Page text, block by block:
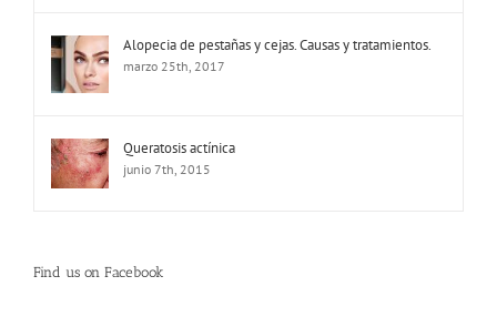
Alopecia de pestañas y cejas. Causas y tratamientos.
marzo 25th, 2017
Queratosis actínica
junio 7th, 2015
Find us on Facebook